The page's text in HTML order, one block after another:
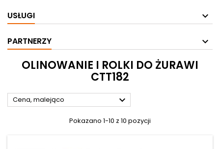
USŁUGI
PARTNERZY
OLINOWANIE I ROLKI DO ŻURAWI
CTT182
Cena, malejąco 
Pokazano 1-10 z 10 pozycji